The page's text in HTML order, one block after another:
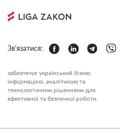
Зв'язатися:
забезпечує український бізнес
інформацією, аналітикою та
технологічними рішеннями для
ефективної та безпечної роботи.